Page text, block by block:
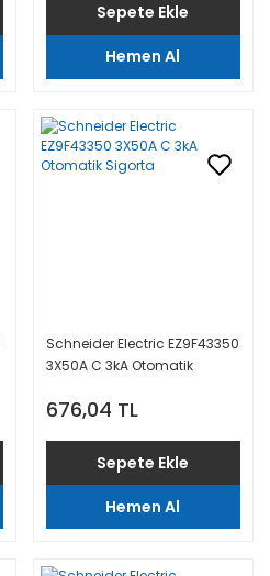
Sepete Ekle
Hemen Al
Schneider Electric EZ9F43350
3X50A C 3kA Otomatik
676,04 TL
Sepete Ekle
Hemen Al